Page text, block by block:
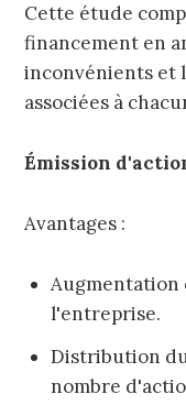
Cette étude
financement en
inconvénients et
associées à
Émission
Avantages :
Augmentation
l'entreprise.
Distribution
nombre